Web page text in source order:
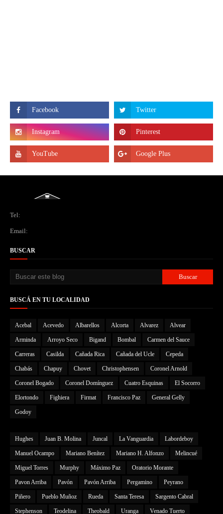
Tel:
Email:
BUSCAR
BUSCÁ EN TU LOCALIDAD
Acebal Acevedo Albarellos Alcorta Alvarez Alvear
Arminda Arroyo Seco Bigand Bombal Carmen del Sauce
Carreras Casilda Cañada Rica Cañada del Ucle Cepeda
Chabás Chapuy Chovet Christophensen Coronel Arnold
Coronel Bogado Coronel Domínguez Cuatro Esquinas El Socorro
Elortondo Fighiera Firmat Francisco Paz General Gelly
Godoy
Hughes Juan B. Molina Juncal La Vanguardia Labordeboy
Manuel Ocampo Mariano Benítez Mariano H. Alfonzo Melincué
Miguel Torres Murphy Máximo Paz Oratorio Morante
Pavon Arriba Pavón Pavón Arriba Pergamino Peyrano
Piñero Pueblo Muñoz Rueda Santa Teresa Sargento Cabral
Stephenson Teodelina Theobald Uranga Venado Tuerto